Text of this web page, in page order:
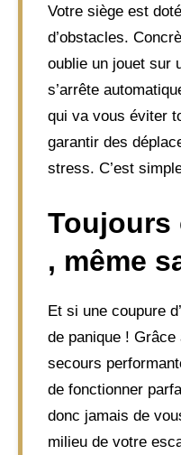
Votre siège est
d’obstacles.
oublie un jouet sur
s’arrête
qui va vous éviter
garantir des
stress. C’est
Toujours
, même
Et si une coupure
de panique !
secours
de fonctionner
donc jamais de
milieu de votre